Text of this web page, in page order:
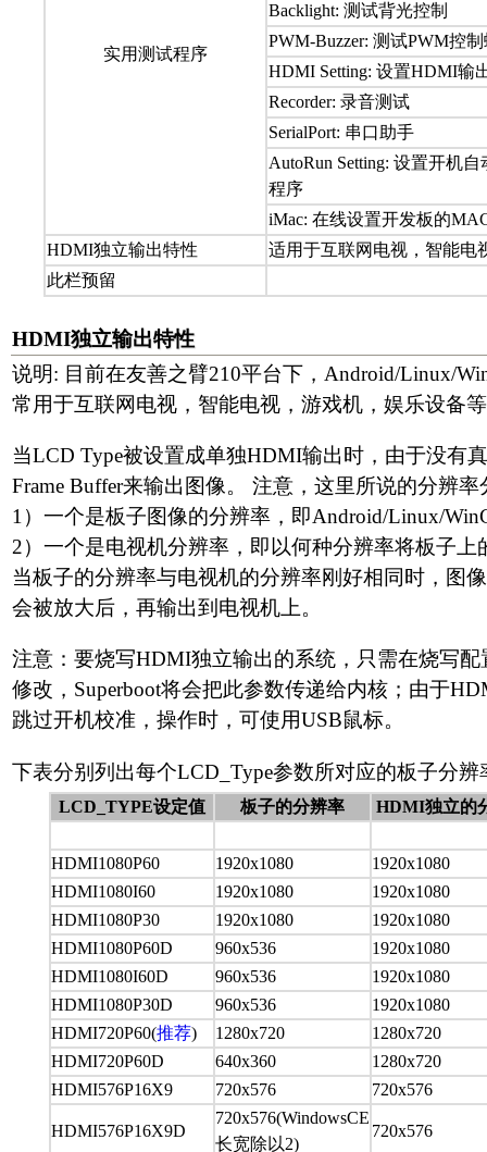
实用测试程序
Backlight: 测试背光控制
PWM-Buzzer: 测试PWM控
HDMI Setting: 设置HDMI输
Recorder: 录音测试
SerialPort: 串口助手
AutoRun Setting: 设置开机
程序
iMac: 在线设置开发板的
HDMI独立输出特性
适用于互联网电视，智能电
此栏预留
HDMI独立输出特性
说明: 目前在友善之臂210平台下，Android/Linux/
常用于互联网电视，智能电视，游戏机，娱乐设备
当LCD Type被设置成单独HDMI输出时，由于没有
Frame Buffer来输出图像。 注意，这里所说的分辨
1）一个是板子图像的分辨率，即Android/Linux/
2）一个是电视机分辨率，即以何种分辨率将板子上
当板子的分辨率与电视机的分辨率刚好相同时，图
会被放大后，再输出到电视机上。
注意：要烧写HDMI独立输出的系统，只需在烧写
修改，Superboot将会把此参数传递给内核；由于
跳过开机校准，操作时，可使用USB鼠标。
下表分别列出每个LCD_Type参数所对应的板子分
LCD_TYPE设定值 板子的分辨率 HDMI独立的
HDMI1080P60 1920x1080
1920x1080
HDMI1080I60
1920x1080
1920x1080
HDMI1080P30
1920x1080
1920x1080
HDMI1080P60D
960x536
1920x1080
HDMI1080I60D
960x536
1920x1080
HDMI1080P30D
960x536
1920x1080
HDMI720P60(推荐) 1280x720
1280x720
HDMI720P60D
640x360
1280x720
HDMI576P16X9
720x576 720x576
HDMI576P16X9D
720x576(WindowsCE
长宽除以2)
720x576